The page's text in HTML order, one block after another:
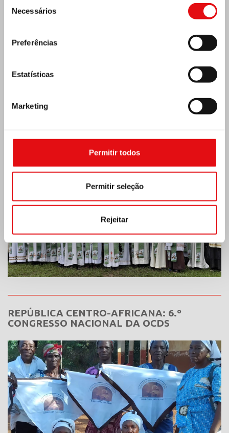
Necessários
Preferências
Estatísticas
Marketing
Permitir todos
Permitir seleção
Rejeitar
Costa do Marfim: Duplo Jubileu de Prata
REPÚBLICA CENTRO-AFRICANA: 6.º
CONGRESSO NACIONAL DA OCDS